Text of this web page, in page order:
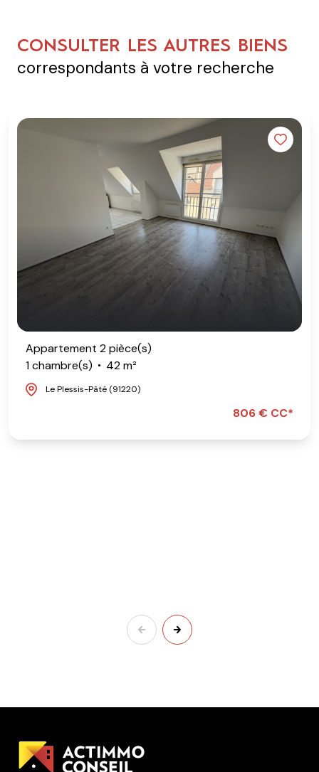
CONSULTER LES AUTRES BIENS
correspondants à votre recherche
Appartement 2 pièce(s)
1 chambre(s)
42 m²
Le Plessis-Pâté (91220)
806 € CC*